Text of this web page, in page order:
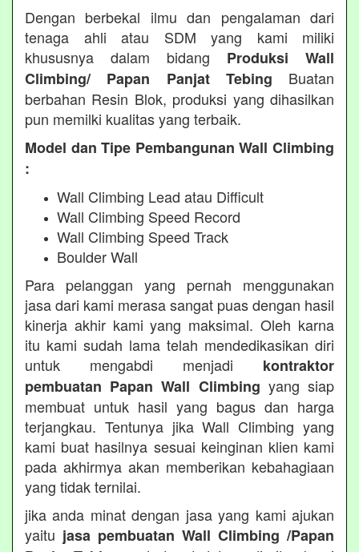
Dengan berbekal ilmu dan pengalaman dari
tenaga ahli atau SDM yang kami miliki
khususnya dalam bidang Produksi Wall
Climbing/ Papan Panjat Tebing Buatan
berbahan Resin Blok, produksi yang dihasilkan
pun memilki kualitas yang terbaik.
Model dan Tipe Pembangunan Wall Climbing
:
Wall Climbing Lead atau Difficult
Wall Climbing Speed Record
Wall Climbing Speed Track
Boulder Wall
Para pelanggan yang pernah menggunakan
jasa dari kami merasa sangat puas dengan hasil
kinerja akhir kami yang maksimal. Oleh karna
itu kami sudah lama telah mendedikasikan diri
untuk mengabdi menjadi kontraktor
pembuatan Papan Wall Climbing yang siap
membuat untuk hasil yang bagus dan harga
terjangkau. Tentunya jika Wall Climbing yang
kami buat hasilnya sesuai keinginan klien kami
pada akhirmya akan memberikan kebahagiaan
yang tidak ternilai.
jika anda minat dengan jasa yang kami ajukan
yaitu jasa pembuatan Wall Climbing /Papan